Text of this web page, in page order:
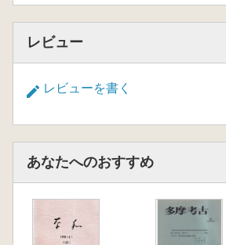
レビュー
レビューを書く
あなたへのおすすめ